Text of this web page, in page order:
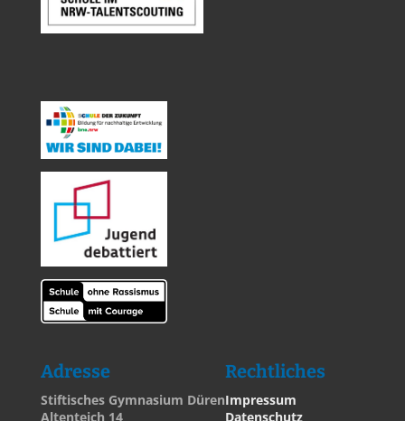
Adresse
Stiftisches Gymnasium Düren
Altenteich 14
Rechtliches
Impressum
Datenschutz